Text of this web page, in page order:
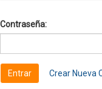
Contraseña:
Crear Nueva